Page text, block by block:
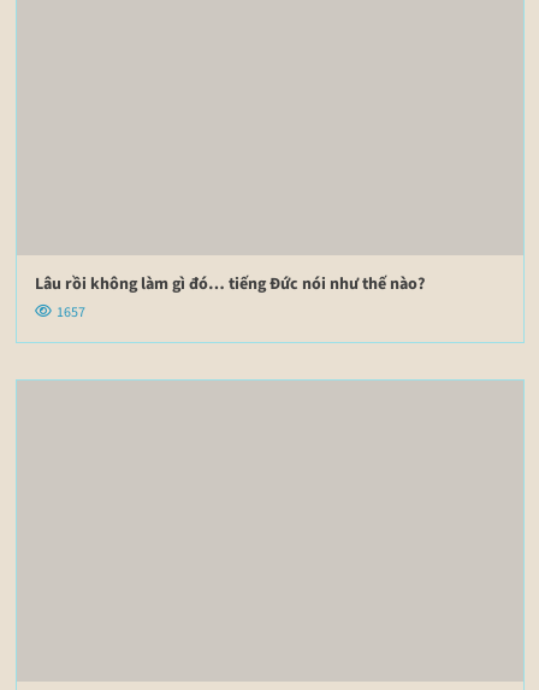
Lâu rồi không làm gì đó… tiếng Đức nói như thế nào?
1657